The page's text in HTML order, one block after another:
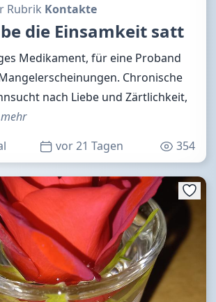
Rubrik Kontakte
die Einsamkeit satt
Medikament, für eine Proband
Chronische
nach Liebe und Zärtlichkeit,
vor 21 Tagen 354